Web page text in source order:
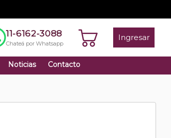
11-6162-3088
Chateá por Whatsapp
Ingresar
Noticias Contacto